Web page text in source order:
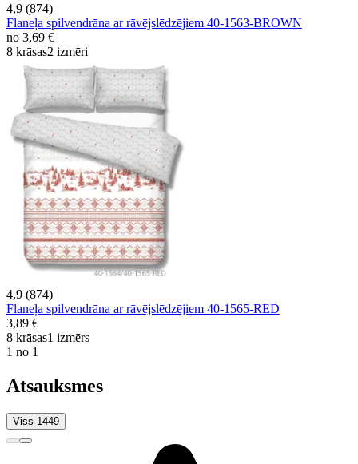
4,9 (874)
Flaneļa spilvendrāna ar rāvējslēdzējiem 40-1563-BROWN
no 3,69 €
8 krāsas2 izmēri
4,9 (874)
Flaneļa spilvendrāna ar rāvējslēdzējiem 40-1565-RED
3,89 €
8 krāsas1 izmērs
1 no 1
Atsauksmes
Viss 1449